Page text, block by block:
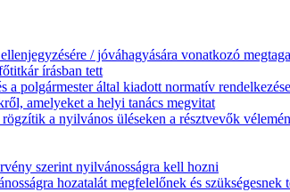
/ jóváhagyására vonatkozó
írásban tett
a polgármester által kiadott normatív
amelyeket a helyi tanács megvitat
a nyilvános üléseken a résztvevők
szerint nyilvánosságra kell hozni
hozatalát megfelelőnek és szükségesnek